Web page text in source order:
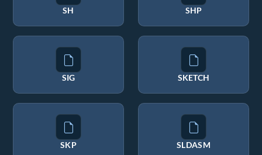
SH SHP
SIG SKETCH
SKP SLDASM